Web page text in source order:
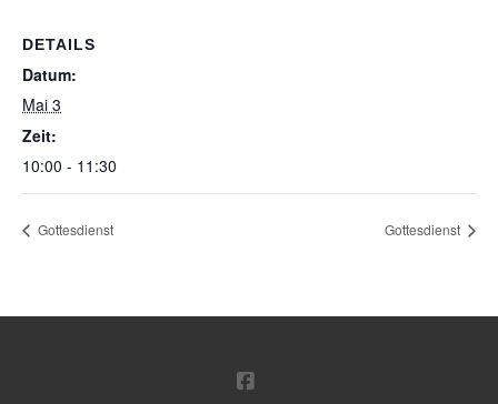
DETAILS
Datum:
Mai 3
Zeit:
10:00 - 11:30
Gottesdienst Gottesdienst